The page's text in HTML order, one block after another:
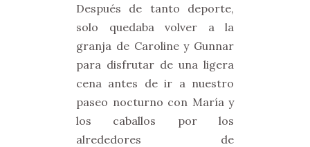
Después de tanto deporte,
solo quedaba volver a la
granja de Caroline y Gunnar
para disfrutar de una ligera
cena antes de ir a nuestro
paseo nocturno con María y
los caballos por los
alrededores de